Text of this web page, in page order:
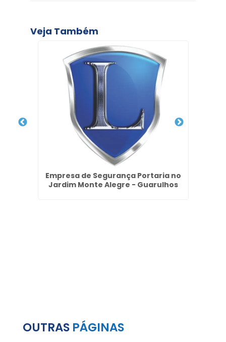
Veja Também
Empresa de Segurança Portaria no
Jardim Monte Alegre - Guarulhos
OUTRAS PÁGINAS